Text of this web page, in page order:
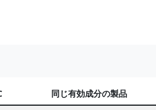
同じ有効成分の製品